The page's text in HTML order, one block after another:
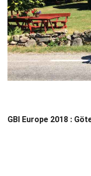
Das war 2015
Das war 2014
Das war 2013
Das war 2012
GBI Europe 2018 :